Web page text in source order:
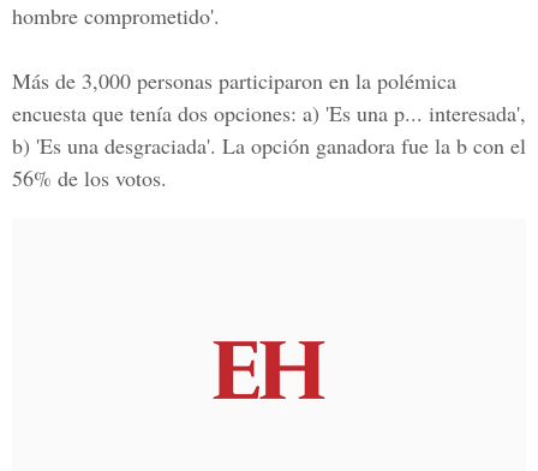
hombre comprometido'.
Más de 3,000 personas participaron en la polémica
encuesta que tenía dos opciones: a) 'Es una p... interesada',
b) 'Es una desgraciada'. La opción ganadora fue la b con el
56% de los votos.